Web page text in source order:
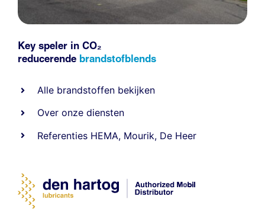
Key speler in CO₂
reducerende brandstofblends
Alle brandstoffen bekijken
Over onze diensten
Referenties HEMA, Mourik, De Heer